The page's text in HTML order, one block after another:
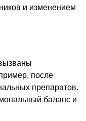
и изменением
после
препаратов.
баланс и